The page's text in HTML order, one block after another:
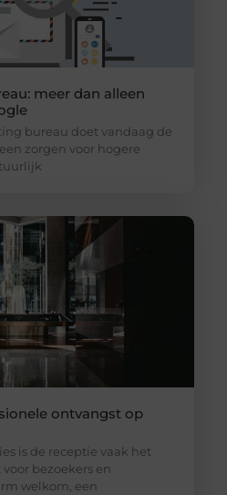
meer dan alleen
bureau doet vandaag de
zorgen voor hogere
ontvangst op
is de receptie vaak het
bezoekers en
welkom, een